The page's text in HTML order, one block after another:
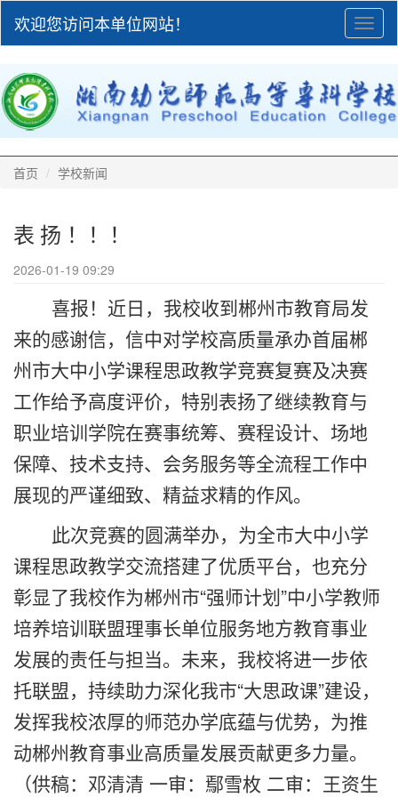
欢迎您访问本单位网站！
首页 学校新闻
表 扬 ！！！
2026-01-19 09:29
喜报！近日，我校收到郴州市教育局发
来的感谢信，信中对学校高质量承办首届郴
州市大中小学课程思政教学竞赛复赛及决赛
工作给予高度评价，特别表扬了继续教育与
职业培训学院在赛事统筹、赛程设计、场地
保障、技术支持、会务服务等全流程工作中
展现的严谨细致、精益求精的作风。
此次竞赛的圆满举办，为全市大中小学
课程思政教学交流搭建了优质平台，也充分
彰显了我校作为郴州市“强师计划”中小学教师
培养培训联盟理事长单位服务地方教育事业
发展的责任与担当。未来，我校将进一步依
托联盟，持续助力深化我市“大思政课”建设，
发挥我校浓厚的师范办学底蕴与优势，为推
动郴州教育事业高质量发展贡献更多力量。
（供稿：邓清清 一审：鄢雪枚 二审：王资生